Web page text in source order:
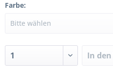
Farbe:
In den